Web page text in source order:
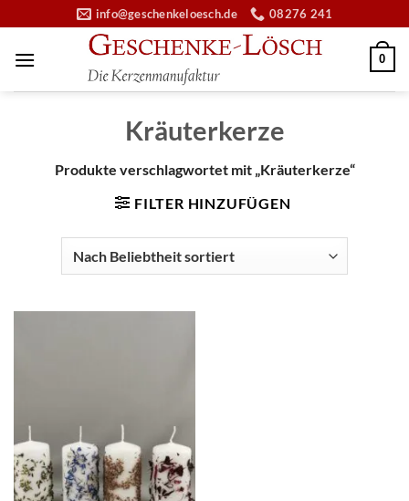
Inhalt
springen
info@geschenkeloesch.de 08276 241
0
Kräuterkerze
Produkte verschlagwortet mit „Kräuterkerze“
FILTER HINZUFÜGEN